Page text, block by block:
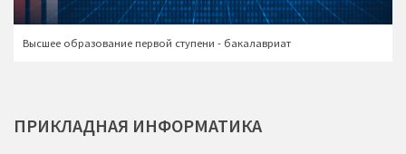
Высшее образование первой ступени - бакалавриат
ПРИКЛАДНАЯ ИНФОРМАТИКА